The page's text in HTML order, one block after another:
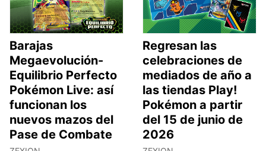
Barajas
Megaevolución-
Equilibrio Perfecto
Pokémon Live: así
funcionan los
nuevos mazos del
Pase de Combate
Regresan las
celebraciones de
mediados de año a
las tiendas Play!
Pokémon a partir
del 15 de junio de
2026